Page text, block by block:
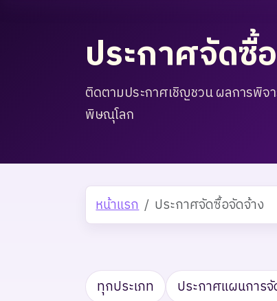
ประกาศจัดซื้
ติดตามประกาศเชิญชวน ผลการพิจ
พิษณุโลก
หน้าแรก ประกาศจัดซื้อจัดจ้าง
ทุกประเภท ประกาศแผนการ